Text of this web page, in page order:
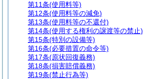
第11条(使用料等)
第12条(使用料等の減免)
第13条(使用料等の不還付)
第14条(使用する権利の譲渡等の禁止)
第15条(特別の設備等)
第16条(必要措置の命令等)
第17条(原状回復義務)
第18条(損害賠償義務)
第19条(禁止行為等)